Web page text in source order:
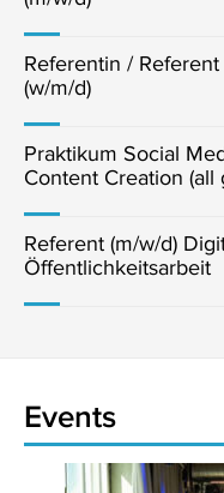
Referentin /
(w/m/d)
Praktikum Social
Content Creation (all
Referent (m/w/d)
Öffentlichkeitsarbeit
Events